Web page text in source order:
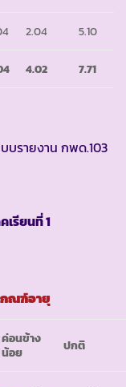
2.04 5.10
4.02 7.71
บรายงาน กพด.103
เรียนที่ 1
ณฑ์อายุ
ค่อนข้าง
น้อย
ปกติ